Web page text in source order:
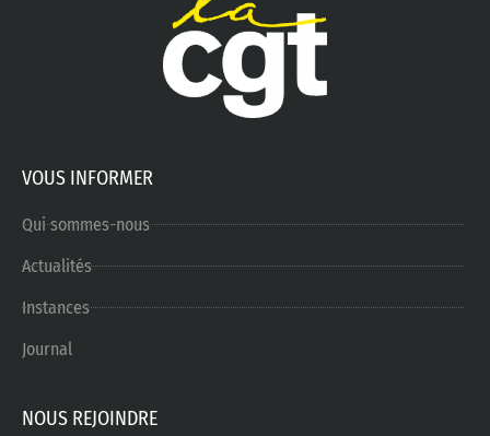
VOUS INFORMER
Qui sommes-nous
Actualités
Instances
Journal
NOUS REJOINDRE